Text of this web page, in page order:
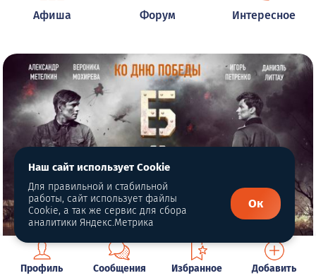
Афиша Форум Интересное
Профиль Сообщения Избранное Добавить
Наш сайт использует Cookie
Для правильной и стабильной
работы, сайт использует файлы
Cookie, а так же сервис для сбора
аналитики Яндекс.Метрика
Ок